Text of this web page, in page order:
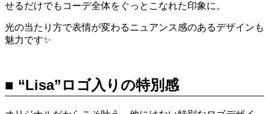
せるだけでもコーデ全体をぐっとこなれた印象に。
光の当たり方で表情が変わるニュアンス感のあるデザインも
魅力です✨
■ “Lisa”ロゴ入りの特別感